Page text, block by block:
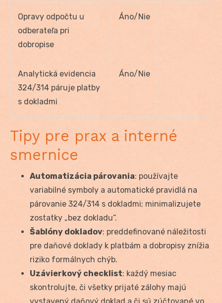
Opravy odpočtu u
odberateľa pri
dobropise
Áno/Nie
Analytická evidencia
324/314 páruje platby
s dokladmi
Áno/Nie
Tipy pre prax a interné
smernice
Automatizácia párovania: používajte
variabilné symboly a automatické pravidlá na
párovanie 324/314 s dokladmi; minimalizujete
zostatky „bez dokladu“.
Šablóny dokladov: preddefinované náležitosti
pre daňové doklady k platbám a dobropisy znížia
riziko formálnych chýb.
Uzávierkový checklist: každý mesiac
skontrolujte, či všetky prijaté zálohy majú